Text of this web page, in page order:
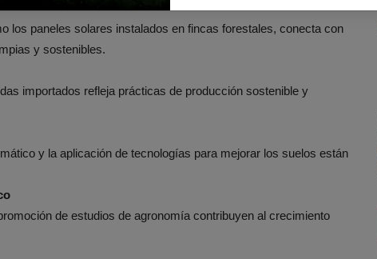
los paneles solares instalados en fincas forestales, conecta con
y sostenibles.
importados refleja prácticas de producción sostenible y
y la aplicación de tecnologías para mejorar los suelos están
de estudios de agronomía contribuyen al crecimiento